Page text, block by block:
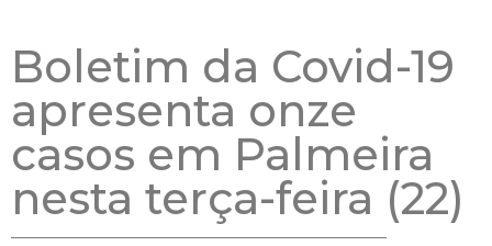
Boletim da Covid-19
apresenta onze
casos em Palmeira
nesta terça-feira (22)